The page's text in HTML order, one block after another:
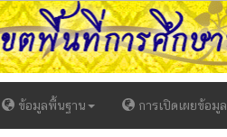
ข้อมูลพื้นฐาน การเปิดเผยข้อมูล